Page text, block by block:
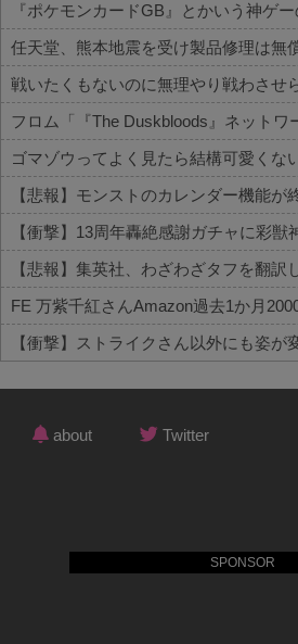
SPONSOR
『ポケモンカードGB』とかいう神ゲ
戦いたくもないのに無理やり戦わさせ
ゴマゾウってよく見たら結構可愛くな
【悲報】モンストのカレンダー機能が
【衝撃】13周年轟絶感謝ガチャに彩
【悲報】集英社、わざわざタフを翻訳
Powered by livedoor 相互RSS
about Twitter